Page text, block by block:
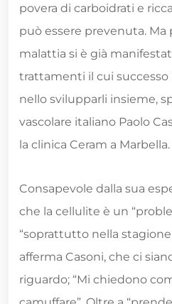
povera di carboidrati e
può essere prevenuta. Ma
malattia si è già
trattamenti il ​​cui successo
nello svilupparli insieme,
vascolare italiano Paolo
la clinica Ceram a Marbella.
Consapevole dalla sua
che la cellulite è un
“soprattutto nella
afferma Casoni, che ci
riguardo; “Mi chiedono